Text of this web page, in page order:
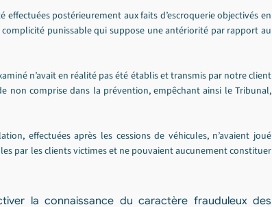
postérieurement aux faits d’escroquerie objectivés en
punissable qui suppose une antériorité par rapport au
n’avait en réalité pas été établis et transmis par notre client
non comprise dans la prévention, empêchant ainsi le Tribunal,
effectuées après les cessions de véhicules, n’avaient joué
par les clients victimes et ne pouvaient aucunement constituer